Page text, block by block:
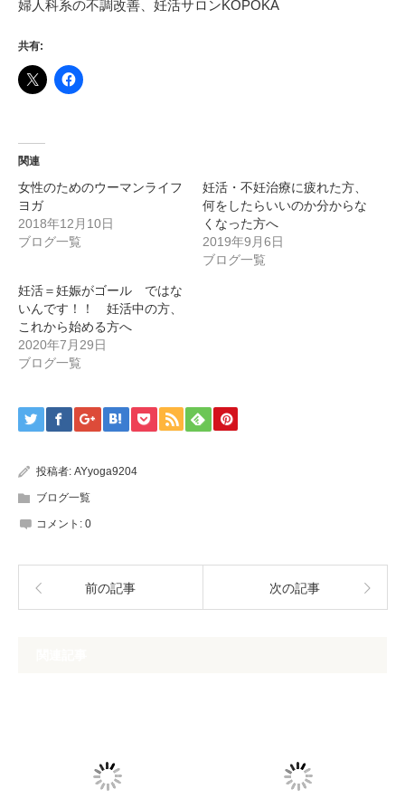
婦人科系の不調改善、妊活サロンKOPOKA
共有:
関連
女性のためのウーマンライフ
ヨガ
2018年12月10日
ブログ一覧
妊活・不妊治療に疲れた方、
何をしたらいいのか分からな
くなった方へ
2019年9月6日
ブログ一覧
妊活＝妊娠がゴール ではな
いんです！！ 妊活中の方、
これから始める方へ
2020年7月29日
ブログ一覧
投稿者: AYyoga9204
ブログ一覧
コメント: 0
前の記事 次の記事